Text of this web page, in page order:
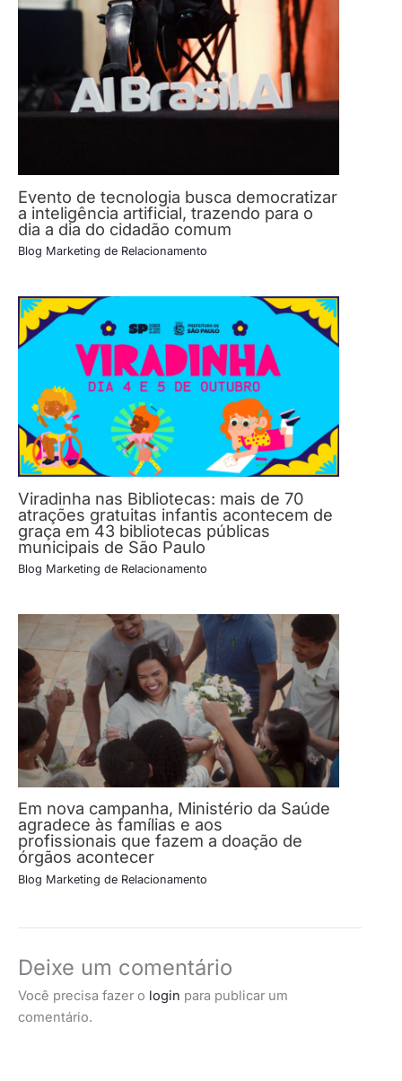
Evento de tecnologia busca democratizar
a inteligência artificial, trazendo para o
dia a dia do cidadão comum
Blog Marketing de Relacionamento
Viradinha nas Bibliotecas: mais de 70
atrações gratuitas infantis acontecem de
graça em 43 bibliotecas públicas
municipais de São Paulo
Blog Marketing de Relacionamento
Em nova campanha, Ministério da Saúde
agradece às famílias e aos
profissionais que fazem a doação de
órgãos acontecer
Blog Marketing de Relacionamento
Deixe um comentário
Você precisa fazer o login para publicar um
comentário.